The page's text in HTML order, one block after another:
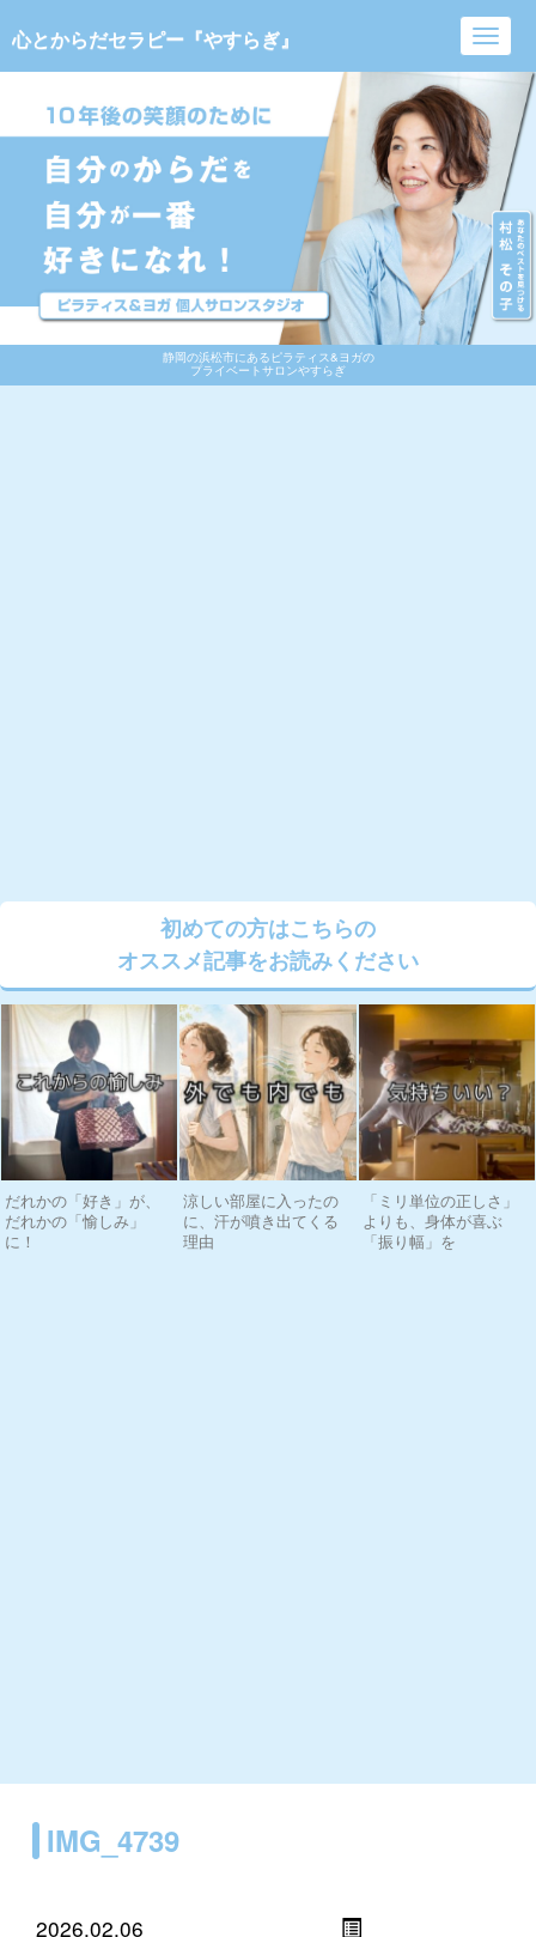
静岡の浜松市にあるピラティス&ヨガの
プライベートサロンやすらぎ
心とからだセラピー『やすらぎ』
初めての方はこちらの
オススメ記事をお読みください
だれかの「好き」が、
だれかの「愉しみ」
に！
涼しい部屋に入ったの
に、汗が噴き出てくる
理由
「ミリ単位の正しさ」
よりも、身体が喜ぶ
「振り幅」を
IMG_4739
2026.02.06